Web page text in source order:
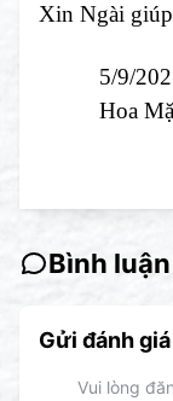
Xin Ngài
5/9/
Hoa Mặt
Bình
Gửi đánh
Vui lòng